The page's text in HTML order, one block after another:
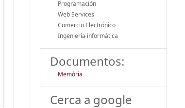
Programación
Web Services
Comercio Electrónico
Ingeniería informática
Documentos:
Memòria
Cerca a google